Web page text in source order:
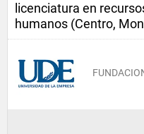
licenciatura en
humanos (Centro,